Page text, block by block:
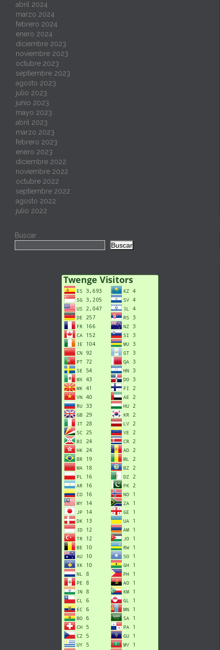
abril 2024
marzo 2024
febrero 2024
enero 2024
diciembre 2023
noviembre 2023
octubre 2023
septiembre 2023
agosto 2023
julio 2023
junio 2023
mayo 2023
abril 2023
marzo 2023
febrero 2023
enero 2023
diciembre 2022
noviembre 2022
octubre 2022
septiembre 2022
agosto 2022
julio 2022
Buscar
Buscar